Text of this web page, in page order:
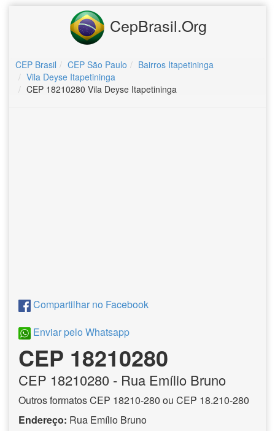
CepBrasil.Org
CEP Brasil CEP São Paulo
Bairros Itapetininga
Vila Deyse Itapetininga
CEP 18210280 Vila Deyse Itapetininga
Compartilhar no Facebook
Enviar pelo Whatsapp
CEP 18210280
CEP 18210280 - Rua Emílio Bruno
Outros formatos CEP 18210-280 ou CEP 18.210-280
Endereço: Rua Emílio Bruno